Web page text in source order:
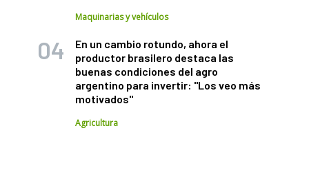
Maquinarias y vehículos
En un cambio rotundo, ahora el
productor brasilero destaca las
buenas condiciones del agro
argentino para invertir: "Los veo más
motivados"
Agricultura